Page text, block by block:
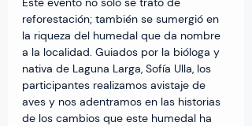
reforestación; también se sumergió en
la riqueza del humedal que da nombre
a la localidad. Guiados por la bióloga y
nativa de Laguna Larga, Sofía Ulla, los
participantes realizamos avistaje de
aves y nos adentramos en las historias
de los cambios que este humedal ha